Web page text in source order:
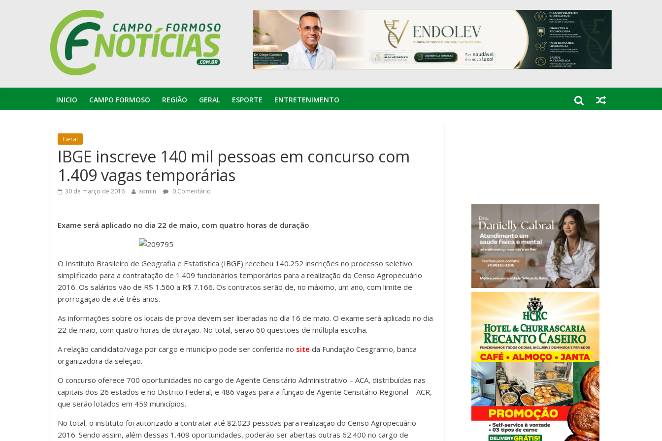
INICIO CAMPO FORMOSO REGIÃO GERAL ESPORTE ENTRETENIMENTO
Geral
IBGE inscreve 140 mil pessoas em concurso com
1.409 vagas temporárias
30 de março de 2016 admin 0 Comentário
Exame será aplicado no dia 22 de maio, com quatro horas de duração
O Instituto Brasileiro de Geografia e Estatística (IBGE) recebeu 140.252 inscrições no processo seletivo
simplificado para a contratação de 1.409 funcionários temporários para a realização do Censo Agropecuário
2016. Os salários vão de R$ 1.560 a R$ 7.166. Os contratos serão de, no máximo, um ano, com limite de
prorrogação de até três anos.
As informações sobre os locais de prova devem ser liberadas no dia 16 de maio. O exame será aplicado no dia
22 de maio, com quatro horas de duração. No total, serão 60 questões de múltipla escolha.
A relação candidato/vaga por cargo e município pode ser conferida no site da Fundação Cesgranrio, banca
organizadora da seleção.
O concurso oferece 700 oportunidades no cargo de Agente Censitário Administrativo – ACA, distribuídas nas
capitais dos 26 estados e no Distrito Federal, e 486 vagas para a função de Agente Censitário Regional – ACR,
que serão lotados em 459 municípios.
No total, o instituto foi autorizado a contratar até 82.023 pessoas para realização do Censo Agropecuário
2016. Sendo assim, além dessas 1.409 oportunidades, poderão ser abertas outras 62.400 no cargo de